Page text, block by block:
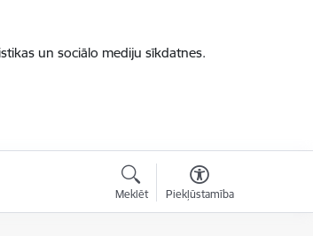
un sociālo mediju sīkdatnes.
Meklēt Piekļūstamība